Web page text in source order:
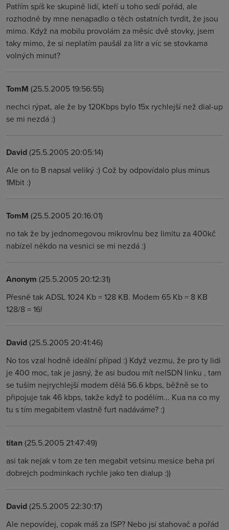
Patřím spíš ke skupině lidí, kteří u toho sedí pořád, ale
rozhodně by mne nenapadlo o těch ostatních tvrdit, že jsou
mimo. Když na mobilu provolám za měsíc dvě stovky, jsem
taky mimo, že si neplatím paušál za litr a víc se stovkama
volných minut?
TomM (25.5.2005 19:56:55)
nechci rýpat, ale že by 120Kbps bylo 15x rychlejší než dial-up
se mi nezdá :)
David(25.5.2005 20:05:14)
Ale on to B napsal veliký :) Což by odpovídalo plus minus
1Mbit :)
TomM (25.5.2005 20:16:01)
no tak že by jednomegovou mikrovlnu bez limitu za 400kč
nabízel někdo na vesnici se mi nezdá :)
Anonym (25.5.2005 20:12:31)
Přesně tak ADSL 1024 Kb = 128 KB. Modem 65 Kb = 8 KB
128/8 = 16!
David(25.5.2005 20:41:46)
No tos vzal hodně ideální případ :) Když vezmu, že pro ty lidi
je 400 moc, tak je jasný, že asi budou mít neISDN linku , tam
se tuším nejrychlejší modem dělá 56.6 kbps, běžně se to
připojuje tak 46 kbps, takže když to podělím... Kua na co my
tu s tím megabitem vlastně furt nadáváme? :)
titan(25.5.2005 21:47:49)
asi tak nejak v tom ze ten megabit vetsinu mesice beha pri
dobrejch podminkach rychle jako ten dialup :))
David(25.5.2005 22:30:17)
Ale nepovídej, copak máš za ISP? Nebo jsi stahovač a pořád